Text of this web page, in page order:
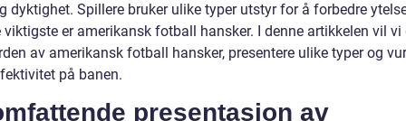
dyktighet. Spillere bruker ulike typer utstyr for å forbedre
viktigste er amerikansk fotball hansker. I denne artikkelen vil vi
av amerikansk fotball hansker, presentere ulike typer og
på banen.
presentasjon av